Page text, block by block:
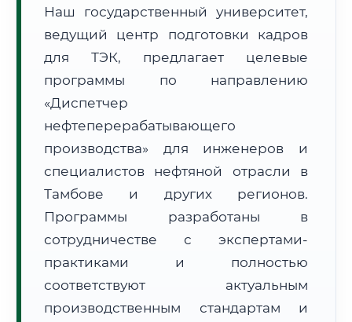
Расчет логистики оригиналов:
• Маршрут транзита:~2 691 км
• Экспресс-доставка СДЭК / Почтой:4–6 рабочих дней
📜 Документы и аккредитация ФИС ФРДО
🔍Нажмите на документ для увеличения и просмотра
Наш государственный университет,
ведущий центр подготовки кадров
для ТЭК, предлагает целевые
программы по направлению
«Диспетчер
нефтеперерабатывающего
производства» для инженеров и
специалистов нефтяной отрасли в
Тамбове и других регионов.
Программы разработаны в
сотрудничестве с экспертами-
практиками и полностью
соответствуют актуальным
производственным стандартам и